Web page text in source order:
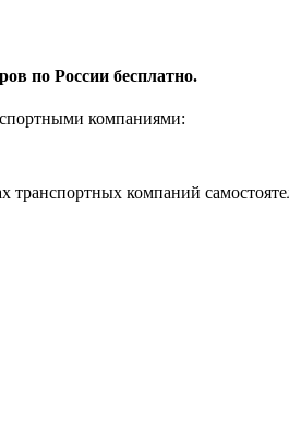
по России бесплатно.
компаниями:
транспортных компаний